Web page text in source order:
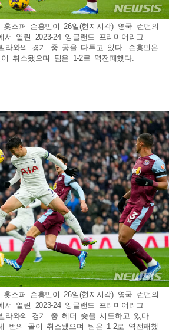
스퍼 손흥민이 26일(현지시각) 영국 런던의
서 열린 2023-24 잉글랜드 프리미어리그
라와의 경기 중 공을 다투고 있다. 손흥민은
취소됐으며 팀은 1-2로 역전패했다.
홋스퍼 손흥민이 26일(현지시각) 영국 런던의
서 열린 2023-24 잉글랜드 프리미어리그
라와의 경기 중 헤더 슛을 시도하고 있다.
번의 골이 취소됐으며 팀은 1-2로 역전패했